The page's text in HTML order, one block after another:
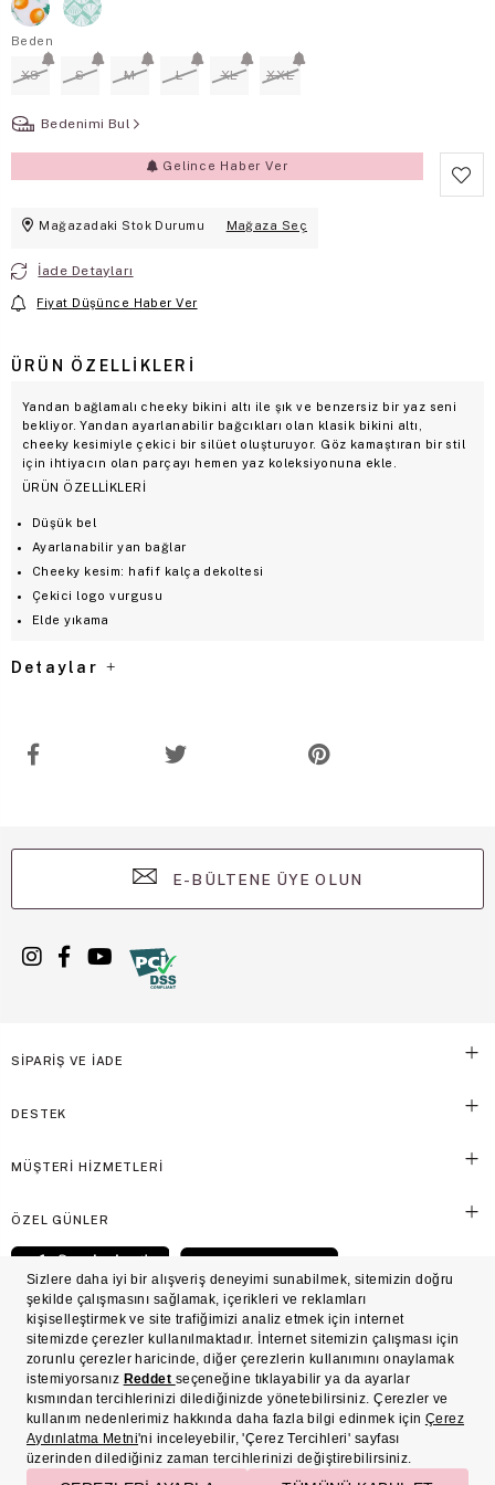
Beden
XS S M L XL XXL
Bedenimi Bul
Gelince Haber Ver
Mağazadaki Stok Durumu Mağaza Seç
İade Detayları
Fiyat Düşünce Haber Ver
ÜRÜN ÖZELLIKLERI
Yandan bağlamalı cheeky bikini altı ile şık ve benzersiz bir yaz seni
bekliyor. Yandan ayarlanabilir bağcıkları olan klasik bikini altı,
cheeky kesimiyle çekici bir silüet oluşturuyor. Göz kamaştıran bir stil
için ihtiyacın olan parçayı hemen yaz koleksiyonuna ekle.
ÜRÜN ÖZELLİKLERİ
Düşük bel
Ayarlanabilir yan bağlar
Cheeky kesim: hafif kalça dekoltesi
Çekici logo vurgusu
Elde yıkama
Detaylar
E-BÜLTENE ÜYE OLUN
SİPARİŞ VE İADE
DESTEK
MÜŞTERİ HİZMETLERİ
ÖZEL GÜNLER
© Victoria's Secret Shaya Mağazacılık A.Ş. Franchise lisansı aracılığıyla işletilen ticari
markasıdır. Her hakkı saklıdır.
Süreç Bazlı Müşteri Aydınlatma Metni
Üyelik ve Gizlilik Sözleşmesi
İşlem Rehberi